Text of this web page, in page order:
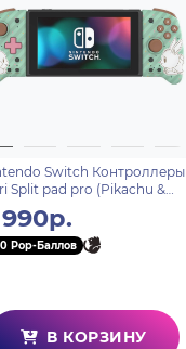
Switch Контроллеры
Split pad pro (Pikachu &
для консоли Switch
296U)
Pop-Баллов
В КОРЗИНУ